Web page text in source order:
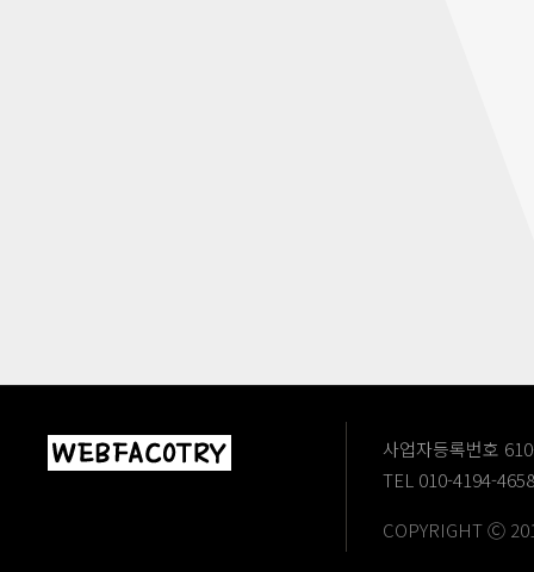
사업자등록번호
TEL 010-4194-4658
COPYRIGHT Ⓒ